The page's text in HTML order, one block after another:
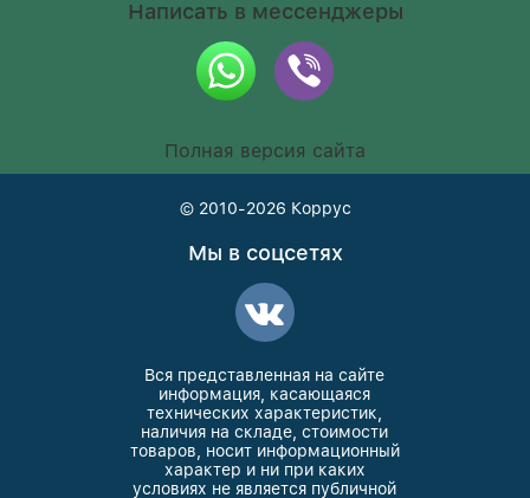
Написать в мессенджеры
Полная версия сайта
© 2010-2026 Коррус
Мы в соцсетях
Вся представленная на сайте
информация, касающаяся
технических характеристик,
наличия на складе, стоимости
товаров, носит информационный
характер и ни при каких
условиях не является публичной